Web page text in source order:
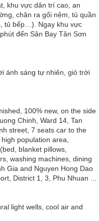
khu vực dân trí cao, an
chăn ra gối nệm, tủ quần
tủ bếp…). Ngay khu vực
đến Sân Bay Tân Sơn
ánh sáng tự nhiên, gió trời
100% new, on the side
Chinh, Ward 14, Tan
street, 7 seats car to the
population area,
blanket pillows,
washing machines, dining
Gia and Nguyen Hong Dao
District 1, 3, Phu Nhuan ...
light wells, cool air and